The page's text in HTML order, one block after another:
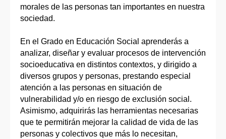
morales de las personas tan importantes en nuestra
sociedad.
En el Grado en Educación Social aprenderás a
analizar, diseñar y evaluar procesos de intervención
socioeducativa en distintos contextos, y dirigido a
diversos grupos y personas, prestando especial
atención a las personas en situación de
vulnerabilidad y/o en riesgo de exclusión social.
Asimismo, adquirirás las herramientas necesarias
que te permitirán mejorar la calidad de vida de las
personas y colectivos que más lo necesitan,